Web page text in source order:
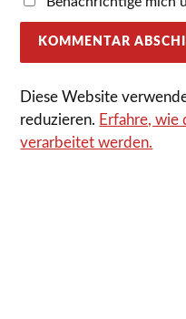
Diese Website
reduzieren. Erfahre, wie
verarbeitet werden.